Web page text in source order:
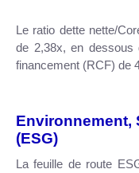
Le ratio dette nette/
de 2,38x, en
financement (RCF) de
Environnement,
(ESG)
La feuille de route